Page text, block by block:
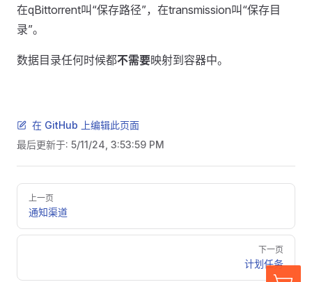
在qBittorrent叫“保存路径”，在transmission叫“保存目
录”。
数据目录任何时候都不需要映射到容器中。
在 GitHub 上编辑此页面
最后更新于: 5/11/24, 3:53:59 PM
Pager
上一页
通知渠道
下一页
计划任务